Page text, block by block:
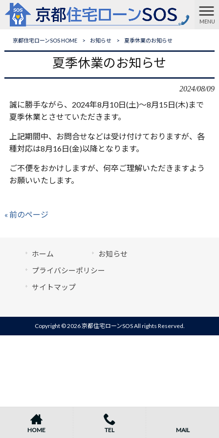
MENU
京都住宅ローンSOS HOME > お知らせ > 夏季休業のお知らせ
夏季休業のお知らせ
2024/08/09
誠に勝手ながら、 2024年8月10日(土)～8月15日(木)まで
夏季休業とさせていただきます。
上記期間中、お問合せなどは受け付けておりますが、各
種対応は8月16日(金)以降となります。
ご不便をおかけしますが、何卒ご理解いただきますよう
お願いいたします。
« 前のページ
ホーム
お知らせ
プライバシーポリシー
サイトマップ
Copyright © 2026 京都住宅ローンSOS All rights Reserved.
HOME TEL MAIL